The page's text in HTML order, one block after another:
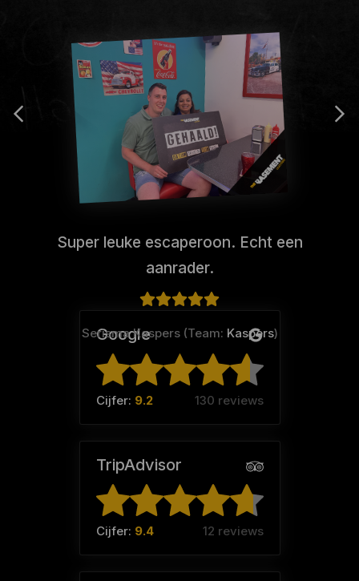
Super leuke escaperoon. Echt een
aanrader.
Serisma Kaspers (Team: Kaspers)
Google
Cijfer: 9.2 130 reviews
TripAdvisor
Cijfer: 9.4 12 reviews